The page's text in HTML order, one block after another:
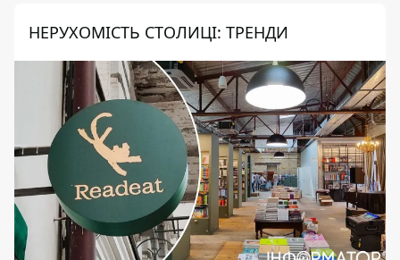
НЕРУХОМІСТЬ СТОЛИЦІ: ТРЕНДИ